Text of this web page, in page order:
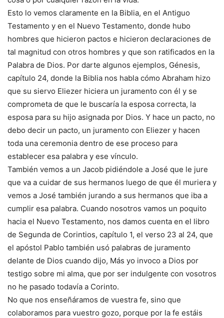
Esto lo vemos claramente en la Biblia, en el Antiguo
Testamento y en el Nuevo Testamento, donde hubo
hombres que hicieron pactos e hicieron declaraciones de
tal magnitud con otros hombres y que son ratificados en la
Palabra de Dios. Por darte algunos ejemplos, Génesis,
capítulo 24, donde la Biblia nos habla cómo Abraham hizo
que su siervo Eliezer hiciera un juramento con él y se
comprometa de que le buscaría la esposa correcta, la
esposa para su hijo asignada por Dios. Y hace un pacto, no
debo decir un pacto, un juramento con Eliezer y hacen
toda una ceremonia dentro de ese proceso para
establecer esa palabra y ese vínculo.
También vemos a un Jacob pidiéndole a José que le jure
que va a cuidar de sus hermanos luego de que él muriera y
vemos a José también jurando a sus hermanos que iba a
cumplir esa palabra. Cuando nosotros vamos un poquito
hacia el Nuevo Testamento, nos damos cuenta en el libro
de Segunda de Corintios, capítulo 1, el verso 23 al 24, que
el apóstol Pablo también usó palabras de juramento
delante de Dios cuando dijo, Más yo invoco a Dios por
testigo sobre mi alma, que por ser indulgente con vosotros
no he pasado todavía a Corinto.
No que nos enseñáramos de vuestra fe, sino que
colaboramos para vuestro gozo, porque por la fe estáis